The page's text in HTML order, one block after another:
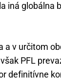
iná globálna
a v určitom
PFL
definitívne